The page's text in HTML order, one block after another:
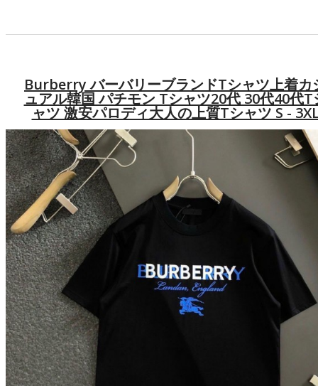
Burberry バーバリーブランドtシャツ上着カ
ュアル韓国 パチモン Tシャツ20代 30代40代t
ャツ 激安パロディ大人の上質Tシャツ S -